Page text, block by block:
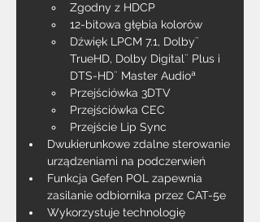
Zgodny z HDCP
12-bitowa głębia kolorów
Dźwięk LPCM 7.1, Dolby¨
TrueHD, Dolby Digital¨ Plus i
DTS-HD¨ Master Audioª
Przejściówka 3DTV
Przejściówka CEC
Przejście Lip Sync
Dwukierunkowe zdalne sterowanie
urządzeniami na podczerwień
Funkcja Gefen POL zapewnia
zasilanie odbiornika przez CAT-5e
Wykorzystuje technologię